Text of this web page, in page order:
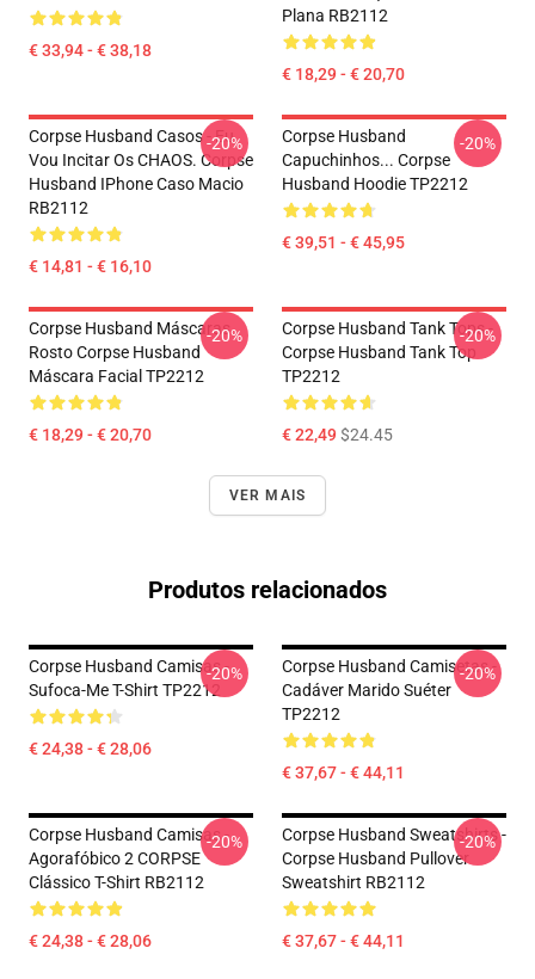
€ 33,94 - € 38,18
Plana RB2112
€ 18,29 - € 20,70
Corpse Husband Casos - Eu
Vou Incitar Os CHAOS. Corpse
Husband IPhone Caso Macio
RB2112
€ 14,81 - € 16,10
-20%
Corpse Husband
Capuchinhos... Corpse
Husband Hoodie TP2212
€ 39,51 - € 45,95
-20%
Corpse Husband Máscaras
Rosto Corpse Husband
Máscara Facial TP2212
€ 18,29 - € 20,70
-20%
Corpse Husband Tank Tops -
Corpse Husband Tank Top
TP2212
€ 22,49$24.45
-20%
VER MAIS
Produtos relacionados
Corpse Husband Camisas -
Sufoca-Me T-Shirt TP2212
€ 24,38 - € 28,06
-20%
Corpse Husband Camisetas -
Cadáver Marido Suéter
TP2212
€ 37,67 - € 44,11
-20%
Corpse Husband Camisas -
Agorafóbico 2 CORPSE
Clássico T-Shirt RB2112
€ 24,38 - € 28,06
-20%
Corpse Husband Sweatshirts -
Corpse Husband Pullover
Sweatshirt RB2112
€ 37,67 - € 44,11
-20%